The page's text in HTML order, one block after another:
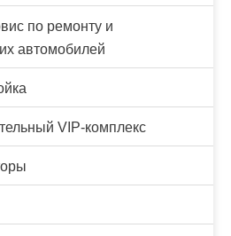
по ремонту и
автомобилей
VIP-комплекс